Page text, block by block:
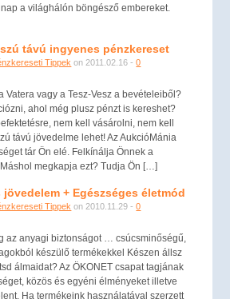
a világhálón böngésző embereket.
távú ingyenes pénzkereset
Tippek on 2011.02.16 -0
Vatera vagy a Tesz-Vesz a bevételeiből?
ahol még plusz pénzt is kereshet?
nem kell vásárolni, nem kell
távú jövedelme lehet! Az AukcióMánia
tár Ön elé. Felkínálja Önnek a
megkapja ezt? Tudja Ön […]
jövedelem + Egészséges életmód
Tippek on 2010.11.29 -0
az anyagi biztonságot … csúcsminőségű,
készülő termékekkel Készen állsz
álmaidat? Az ÖKONET csapat tagjának
közös és egyéni élményeket illetve
Ha termékeink használatával szerzett